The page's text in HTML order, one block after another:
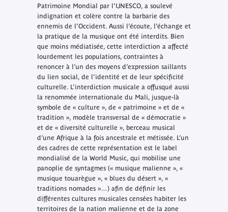
Patrimoine Mondial par l’UNESCO, a soulevé
indignation et colère contre la barbarie des
ennemis de l’Occident. Aussi l’écoute, l’échange et
la pratique de la musique ont été interdits. Bien
que moins médiatisée, cette interdiction a affecté
lourdement les populations, contraintes à
renoncer à l’un des moyens d’expression saillants
du lien social, de l’identité et de leur spécificité
culturelle. L’interdiction musicale a offusqué aussi
la renommée internationale du Mali, jusque-là
symbole de « culture », de « patrimoine » et de «
tradition », modèle transversal de « démocratie »
et de « diversité culturelle », berceau musical
d’une Afrique à la fois ancestrale et métissée. L’un
des cadres de cette représentation est le label
mondialisé de la World Music, qui mobilise une
panoplie de syntagmes (« musique malienne », «
musique touarègue », « blues du désert », «
traditions nomades »…) afin de définir les
différentes cultures musicales censées habiter les
territoires de la nation malienne et de la zone